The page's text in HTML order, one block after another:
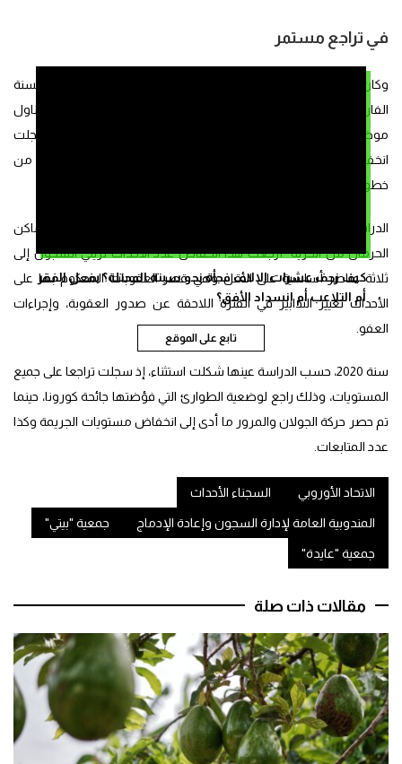
كيف زحف عشرات الالاف فجأة نحو سبتة المحتلة؟ بفعل الفقر
أم التلاعب أم انسداد الأفق؟
تابع على الموقع
في تراجع مستمر
وكان مركز دراسات حقوق الإنسان والديموقراطية قد أنجز السنة
الفارطة، بتعاون مع مركز جنيف لحوكمة قطاع الأمن، دراسة تتناول
موضوع وضعية السجناء الأحداث بالمغرب خلال السنوات الأخيرة، إذ سجلت
انخفاضا في عدد الجرائم المرتكبة من طرف الأطفال كما حذرت من
خطورة احتجاز هذه الفئة من السجناء.
الدراسة، التي حملت عنوان “الأحداث في نزاع مع القانون وواقع أماكن
الحرمان من الحرية” أرجعت هذا انخفاض عدد الأحداث نزيلي السجون إلى
ثلاثة عناصر أساسية على الأقل وهي قصر العقوبات المحكوم بها على
الأحداث تغيير التدابير في الفترة اللاحقة عن صدور العقوبة، وإجراءات
العفو.
سنة 2020، حسب الدراسة عينها شكلت استثناء، إذ سجلت تراجعا على جميع
المستويات، وذلك راجع لوضعية الطوارئ التي فؤضتها جائحة كورونا، حينما
تم حصر حركة الجولان والمرور ما أدى إلى انخفاض مستويات الجريمة وكذا
عدد المتابعات.
الاتحاد الأوروبي السجناء الأحداث
المندوبية العامة لإدارة السجون وإعادة الإدماج جمعية "بيتي"
جمعية "عايدة"
مقالات ذات صلة